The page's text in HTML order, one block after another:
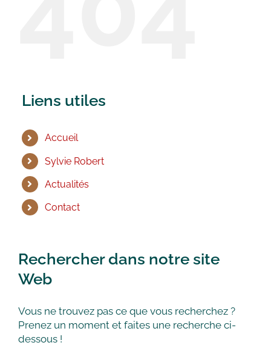
Liens utiles
Accueil
Sylvie Robert
Actualités
Contact
Rechercher dans notre site
Web
Vous ne trouvez pas ce que vous recherchez ?
Prenez un moment et faites une recherche ci-
dessous !